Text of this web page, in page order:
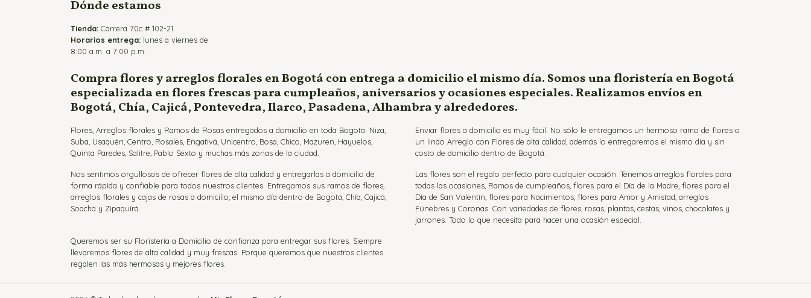
Dónde estamos
Tienda: Carrera 70c # 102-21
Horarios entrega: lunes a viernes de
8:00 a.m. a 7:00 p.m.
Compra flores y arreglos florales en Bogotá con entrega a domicilio el mismo día. Somos una floristería en Bogotá
especializada en flores frescas para cumpleaños, aniversarios y ocasiones especiales. Realizamos envíos en
Bogotá, Chía, Cajicá, Pontevedra, Ilarco, Pasadena, Alhambra y alrededores.
Flores, Arreglos florales y Ramos de Rosas entregados a domicilio en toda Bogotá: Niza,
Suba, Usaquén, Centro, Rosales, Engativá, Unicentro, Bosa, Chico, Mazuren, Hayuelos,
Quinta Paredes, Salitre, Pablo Sexto y muchas más zonas de la ciudad.
Enviar flores a domicilio es muy fácil. No sólo le entregamos un hermoso ramo de flores o
un lindo Arreglo con Flores de alta calidad, además lo entregaremos el mismo día y sin
costo de domicilio dentro de Bogotá.
Nos sentimos orgullosos de ofrecer flores de alta calidad y entregarlas a domicilio de
forma rápida y confiable para todos nuestros clientes. Entregamos sus ramos de flores,
arreglos florales y cajas de rosas a domicilio, el mismo día dentro de Bogotá, Chía, Cajicá,
Soacha y Zipaquirá.
Las flores son el regalo perfecto para cualquier ocasión. Tenemos arreglos florales para
todas las ocasiones, Ramos de cumpleaños, flores para el Día de la Madre, flores para el
Día de San Valentín, flores para Nacimientos, flores para Amor y Amistad, arreglos
Fúnebres y Coronas. Con variedades de flores, rosas, plantas, cestas, vinos, chocolates y
jarrones. Todo lo que necesita para hacer una ocasión especial.
Queremos ser su Floristería a Domicilio de confianza para entregar sus flores. Siempre
llevaremos flores de alta calidad y muy frescas. Porque queremos que nuestros clientes
regalen las más hermosas y mejores flores.